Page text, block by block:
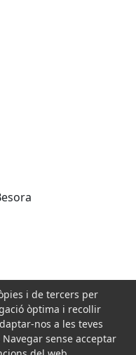
i de tercers per
òptima i recollir
nos a les teves
sense acceptar